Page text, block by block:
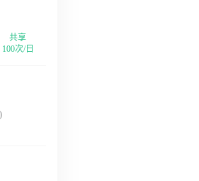
共享
100次/日